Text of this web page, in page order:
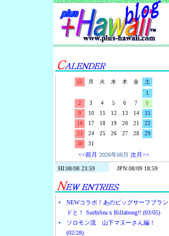
日 月 火 水 木 金
土
1
2
3 4 5 6 7
8
9
10 11 12 13 14
15
16
17 18 19 20 21
22
23
24 25 26 27 28
29
30
31
<<前月 2026年08月 次月>>
NEWコラボ！あのビッグサーフブラン
ドと！ SurfnSea x Billabong!! (03/05)
ソロモン流 山下マヌーさん編！
(02/28)